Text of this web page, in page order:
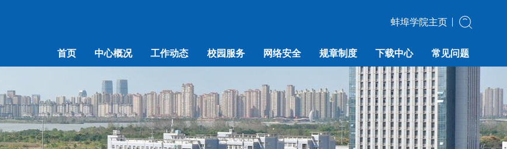
蚌埠学院主页
首页 中心概况 工作动态 校园服务 网络安全 规章制度 下载中心 常见问题